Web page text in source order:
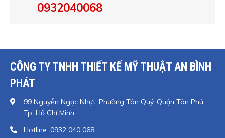
0932040068
CÔNG TY TNHH THIẾT KẾ MỸ THUẬT AN BÌNH
PHÁT
99 Nguyễn Ngọc Nhựt, Phường Tân Quý, Quận Tân Phú,
Tp. Hồ Chí Minh
Hotline: 0932 040 068